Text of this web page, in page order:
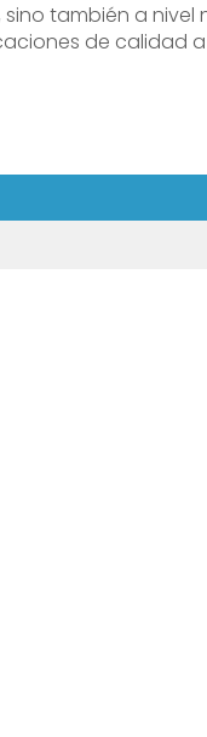
también a nivel
de calidad